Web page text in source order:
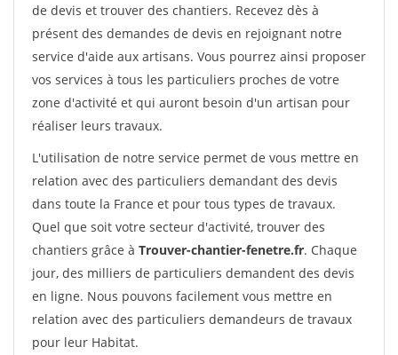
de devis et trouver des chantiers. Recevez dès à
présent des demandes de devis en rejoignant notre
service d'aide aux artisans. Vous pourrez ainsi proposer
vos services à tous les particuliers proches de votre
zone d'activité et qui auront besoin d'un artisan pour
réaliser leurs travaux.
L'utilisation de notre service permet de vous mettre en
relation avec des particuliers demandant des devis
dans toute la France et pour tous types de travaux.
Quel que soit votre secteur d'activité, trouver des
chantiers grâce à Trouver-chantier-fenetre.fr. Chaque
jour, des milliers de particuliers demandent des devis
en ligne. Nous pouvons facilement vous mettre en
relation avec des particuliers demandeurs de travaux
pour leur Habitat.